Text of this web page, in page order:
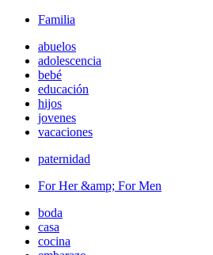
Familia
abuelos
adolescencia
bebé
educación
hijos
jovenes
vacaciones
paternidad
For Her &amp; For Men
boda
casa
cocina